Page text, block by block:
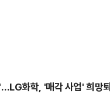
화학, '매각 사업' 희망